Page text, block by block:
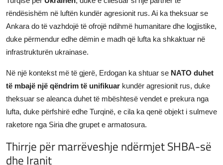
rëndësishëm në luftën kundër agresionit rus. Ai ka theksuar se
Ankara do të vazhdojë të ofrojë ndihmë humanitare dhe logjistike,
duke përmendur edhe dëmin e madh që lufta ka shkaktuar në
infrastrukturën ukrainase.
Në një kontekst më të gjerë, Erdogan ka shtuar se NATO duhet
të mbajë një qëndrim të unifikuar kundër agresionit rus, duke
theksuar se aleanca duhet të mbështesë vendet e prekura nga
lufta, duke përfshirë edhe Turqinë, e cila ka qenë objekt i sulmeve
raketore nga Siria dhe grupet e armatosura.
Thirrje për marrëveshje ndërmjet SHBA-së
dhe Iranit